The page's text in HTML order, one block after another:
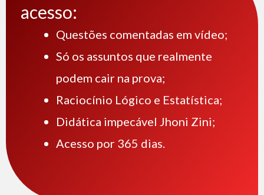
acesso:
Questões comentadas em vídeo;
Só os assuntos que realmente
podem cair na prova;
Raciocínio Lógico e Estatística;
Didática impecável Jhoni Zini;
Acesso por 365 dias.